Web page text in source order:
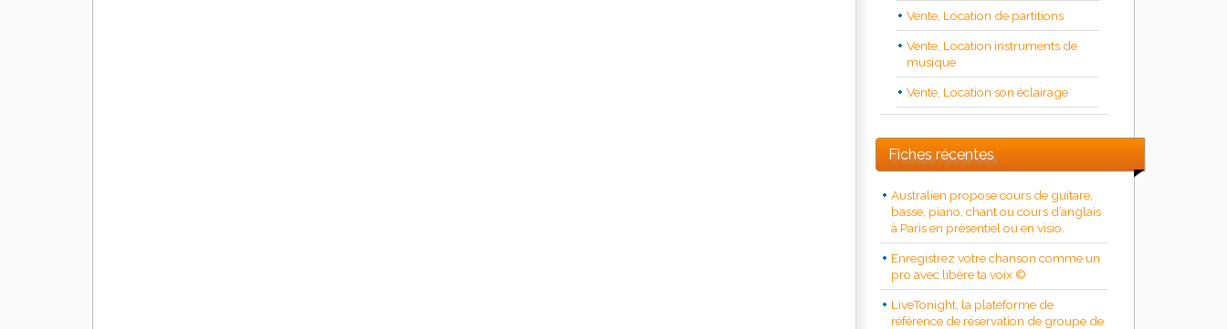
Vente, Location de partitions
Vente, Location instruments de
musique
Vente, Location son éclairage
Fiches récentes
Australien propose cours de guitare,
basse, piano, chant ou cours d’anglais
à Paris en présentiel ou en visio.
Enregistrez votre chanson comme un
pro avec libère ta voix ©
LiveTonight, la plateforme de
référence de réservation de groupe de